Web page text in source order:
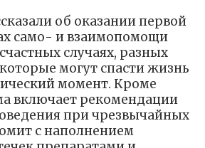
об оказании первой
само- и взаимопомощи
случаях, разных
могут спасти жизнь
момент. Кроме
включает рекомендации
при чрезвычайных
с наполнением